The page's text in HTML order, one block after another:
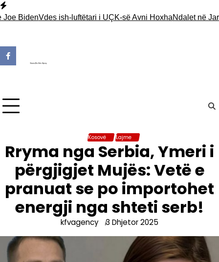
Skip
to
Vdes ish-luftëtari i UÇK-së Avni HoxhaNdalet në Jarinjë
Kosovë Lajme
Rryma nga Serbia, Ymeri i
përgjigjet Mujës: Vetë e
pranuat se po importohet
energji nga shteti serb!
kfvagency 3 Dhjetor 2025